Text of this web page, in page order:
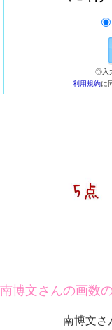
◎入
利用規約に
南博文さんの画数
南博文さ